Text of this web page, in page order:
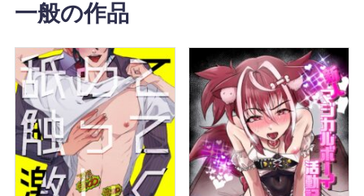
一般の作品